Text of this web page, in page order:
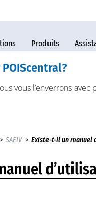
Produits
vous l’enverrons avec
> SAEIV> Existe-t-il un manuel